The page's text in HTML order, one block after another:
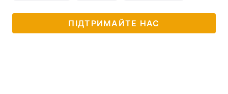
ПІДТРИМАЙТЕ НАС